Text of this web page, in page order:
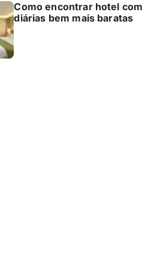
Como encontrar hotel com
diárias bem mais baratas